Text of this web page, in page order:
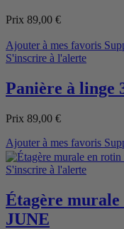
Prix 89,00 €
Ajouter à mes favoris
S'inscrire à l'alerte
Panière à linge
Prix 89,00 €
Ajouter à mes favoris
S'inscrire à l'alerte
Étagère
JUNE